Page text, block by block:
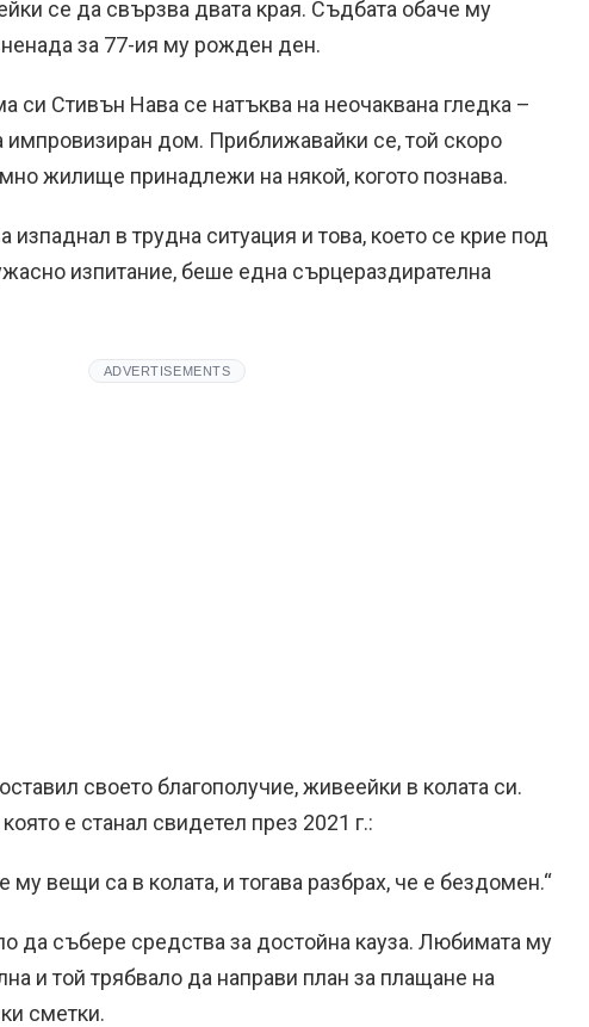
се да свързва двата края. Съдбата обаче му
за 77-ия му рожден ден.
си Стивън Нава се натъква на неочаквана гледка –
импровизиран дом. Приближавайки се, той скоро
жилище принадлежи на някой, когото познава.
изпаднал в трудна ситуация и това, което се крие под
изпитание, беше една сърцераздирателна
ADVERTISEMENTS
своето благополучие, живеейки в колата си.
е станал свидетел през 2021 г.:
му вещи са в колата, и тогава разбрах, че е бездомен.“
да събере средства за достойна кауза. Любимата му
и той трябвало да направи план за плащане на
сметки.